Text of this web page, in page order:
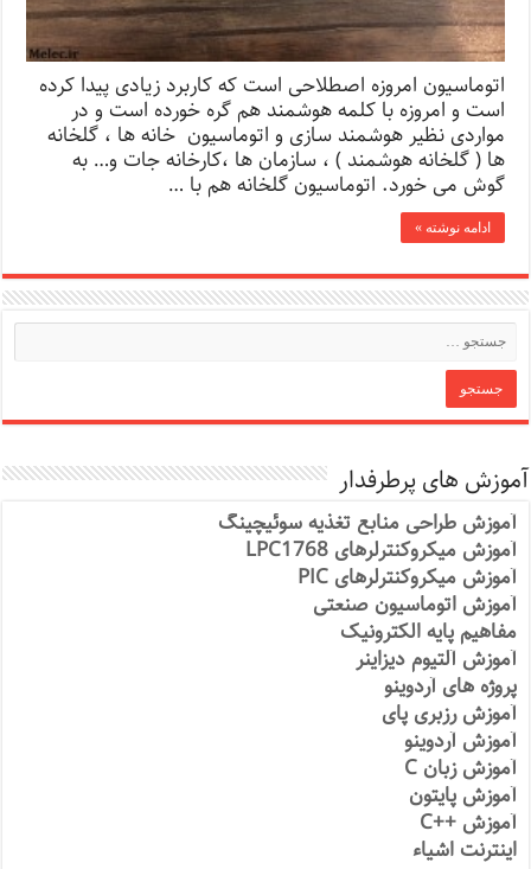
اتوماسیون امروزه اصطلاحی است که کاربرد زیادی پیدا کرده
است و امروزه با کلمه هوشمند هم گره خورده است و در
مواردی نظیر هوشمند سازی و اتوماسیون خانه ها ، گلخانه
ها ( گلخانه هوشمند ) ، سازمان ها ،کارخانه جات و… به
گوش می خورد. اتوماسیون گلخانه هم با …
ادامه نوشته »
آموزش های پرطرفدار
آموزش طراحی منابع تغذیه سوئیچینگ
آموزش میکروکنترلرهای LPC1768
آموزش میکروکنترلرهای PIC
آموزش اتوماسیون صنعتی
مفاهیم پایه الکترونیک
آموزش آلتیوم دیزاینر
پروژه های آردوینو
آموزش رزبری پای
آموزش آردوینو
آموزش زبان C
آموزش پایتون
آموزش ++C
اینترنت اشیاء